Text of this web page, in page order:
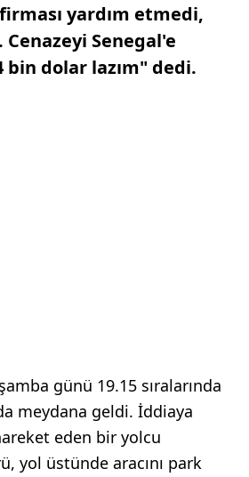
yardım etmedi,
Cenazeyi Senegal'e
dolar lazım" dedi.
günü 19.15 sıralarında
meydana geldi. İddiaya
eden bir yolcu
yol üstünde aracını park